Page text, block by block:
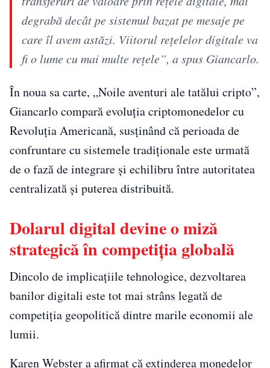
degrabă decât pe sistemul bazat pe mesaje pe
care îl avem astăzi. Viitorul rețelelor digitale va
fi o lume cu mai multe rețele”, a spus Giancarlo.
În noua sa carte, „Noile aventuri ale tatălui cripto”,
Giancarlo compară evoluția criptomonedelor cu
Revoluția Americană, susținând că perioada de
confruntare cu sistemele tradiționale este urmată
de o fază de integrare și echilibru între autoritatea
centralizată și puterea distribuită.
Dolarul digital devine o miză
strategică în competiția globală
Dincolo de implicațiile tehnologice, dezvoltarea
banilor digitali este tot mai strâns legată de
competiția geopolitică dintre marile economii ale
lumii.
Karen Webster a afirmat că extinderea monedelor